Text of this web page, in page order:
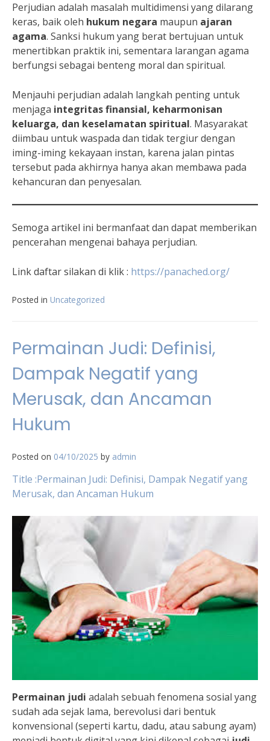
Perjudian adalah masalah multidimensi yang dilarang
keras, baik oleh hukum negara maupun ajaran
agama. Sanksi hukum yang berat bertujuan untuk
menertibkan praktik ini, sementara larangan agama
berfungsi sebagai benteng moral dan spiritual.
Menjauhi perjudian adalah langkah penting untuk
menjaga integritas finansial, keharmonisan
keluarga, dan keselamatan spiritual. Masyarakat
diimbau untuk waspada dan tidak tergiur dengan
iming-iming kekayaan instan, karena jalan pintas
tersebut pada akhirnya hanya akan membawa pada
kehancuran dan penyesalan.
Semoga artikel ini bermanfaat dan dapat memberikan
pencerahan mengenai bahaya perjudian.
Link daftar silakan di klik : https://panached.org/
Posted in Uncategorized
Permainan Judi: Definisi,
Dampak Negatif yang
Merusak, dan Ancaman
Hukum
Posted on 04/10/2025 by admin
Title :Permainan Judi: Definisi, Dampak Negatif yang
Merusak, dan Ancaman Hukum
Permainan judi adalah sebuah fenomena sosial yang
sudah ada sejak lama, berevolusi dari bentuk
konvensional (seperti kartu, dadu, atau sabung ayam)